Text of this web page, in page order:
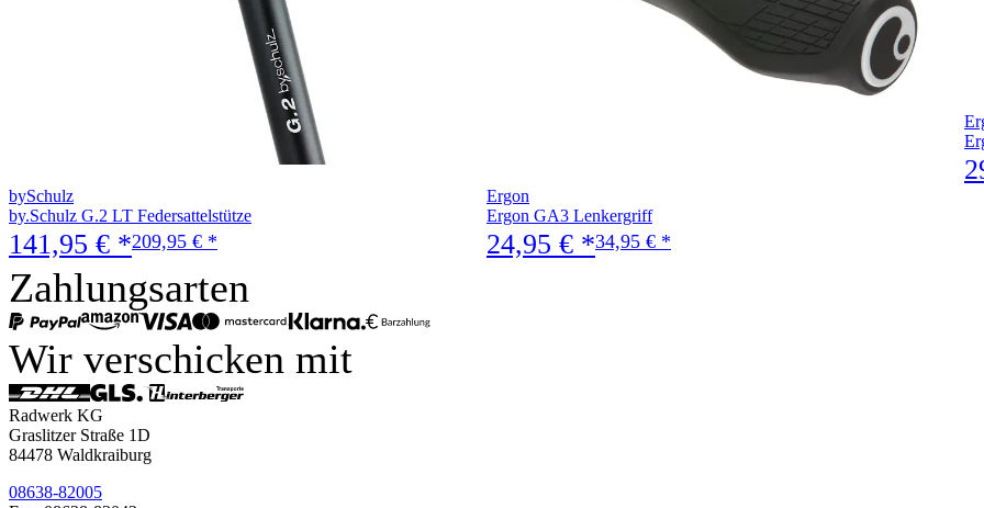
bySchulz
by.Schulz G.2 LT Federsattelstütze
141,95 € *209,95 € *
Ergon
Ergon GA3 Lenkergriff
24,95 € *34,95 € *
Zahlungsarten
Wir verschicken mit
Radwerk KG
Graslitzer Straße 1D
84478 Waldkraiburg
08638-82005